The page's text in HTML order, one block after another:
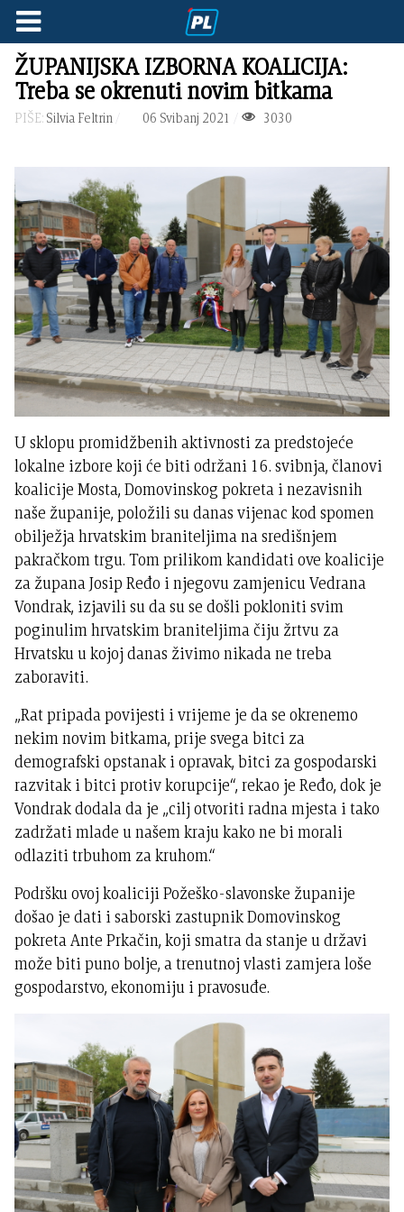
ŽUPANIJSKA IZBORNA KOALICIJA:
Treba se okrenuti novim bitkama
PIŠE: Silvia Feltrin 06 Svibanj 2021 3030
U sklopu promidžbenih aktivnosti za predstojeće
lokalne izbore koji će biti održani 16. svibnja, članovi
koalicije Mosta, Domovinskog pokreta i nezavisnih
naše županije, položili su danas vijenac kod spomen
obilježja hrvatskim braniteljima na središnjem
pakračkom trgu. Tom prilikom kandidati ove koalicije
za župana Josip Ređo i njegovu zamjenicu Vedrana
Vondrak, izjavili su da su se došli pokloniti svim
poginulim hrvatskim braniteljima čiju žrtvu za
Hrvatsku u kojoj danas živimo nikada ne treba
zaboraviti.
„Rat pripada povijesti i vrijeme je da se okrenemo
nekim novim bitkama, prije svega bitci za
demografski opstanak i opravak, bitci za gospodarski
razvitak i bitci protiv korupcije“, rekao je Ređo, dok je
Vondrak dodala da je „cilj otvoriti radna mjesta i tako
zadržati mlade u našem kraju kako ne bi morali
odlaziti trbuhom za kruhom.“
Podršku ovoj koaliciji Požeško-slavonske županije
došao je dati i saborski zastupnik Domovinskog
pokreta Ante Prkačin, koji smatra da stanje u državi
može biti puno bolje, a trenutnoj vlasti zamjera loše
gospodarstvo, ekonomiju i pravosuđe.